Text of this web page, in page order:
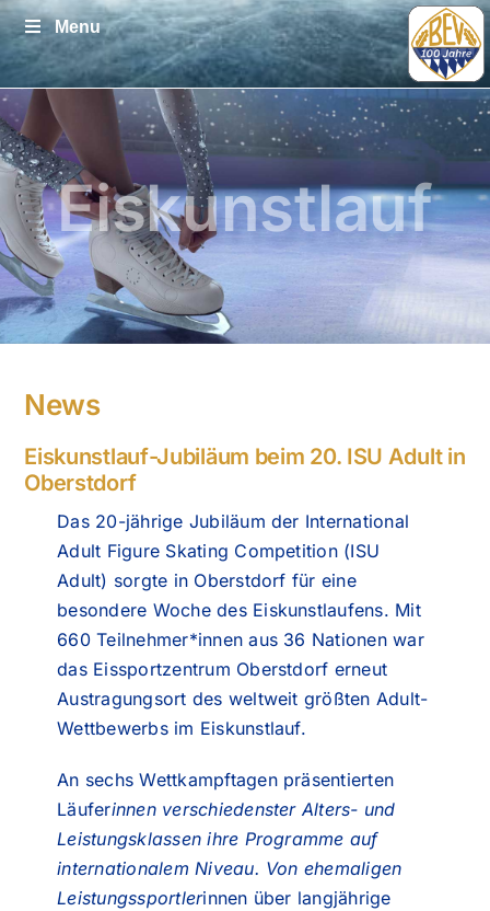
Zum
Inhalt
springen
Menu
Eiskunstlauf
News
Eiskunstlauf-Jubiläum beim 20. ISU Adult in
Oberstdorf
Das 20-jährige Jubiläum der International
Adult Figure Skating Competition (ISU
Adult) sorgte in Oberstdorf für eine
besondere Woche des Eiskunstlaufens. Mit
660 Teilnehmer*innen aus 36 Nationen war
das Eissportzentrum Oberstdorf erneut
Austragungsort des weltweit größten Adult-
Wettbewerbs im Eiskunstlauf.
An sechs Wettkampftagen präsentierten
Läuferinnen verschiedenster Alters- und
Leistungsklassen ihre Programme auf
internationalem Niveau. Von ehemaligen
Leistungssportlerinnen über langjährige